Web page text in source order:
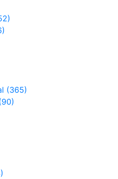
(365)